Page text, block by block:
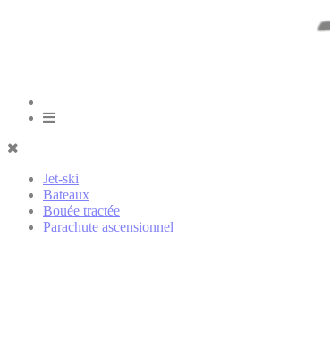
Jet-ski
Bateaux
Bouée tractée
Parachute ascensionnel